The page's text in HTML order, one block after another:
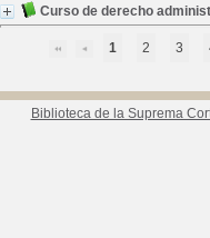
Curso de derecho
1 2 3
Biblioteca de la Suprema